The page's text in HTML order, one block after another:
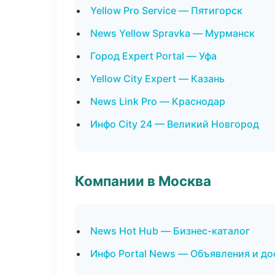
Yellow Pro Service — Пятигорск
News Yellow Spravka — Мурманск
Город Expert Portal — Уфа
Yellow City Expert — Казань
News Link Pro — Краснодар
Инфо City 24 — Великий Новгород
Компании в Москва
News Hot Hub — Бизнес-каталог
Инфо Portal News — Объявления и